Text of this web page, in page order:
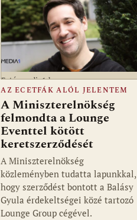
Fotó: media1.hu
AZ ECETFÁK ALÓL JELENTEM
A Miniszterelnökség
felmondta a Lounge
Eventtel kötött
keretszerződését
A Miniszterelnökség
közleményben tudatta lapunkkal,
hogy szerződést bontott a Balásy
Gyula érdekeltségei közé tartozó
Lounge Group cégével.